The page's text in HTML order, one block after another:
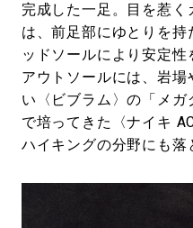
完成した一足。目を惹
は、前足部にゆとりを持
ッドソールにより安定性
アウトソールには、岩場
い〈ビブラム〉の「メガ
で培ってきた〈ナイキ
ハイキングの分野にも落